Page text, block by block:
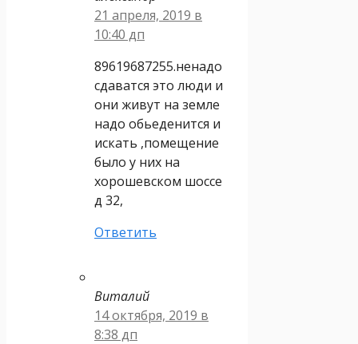
21 апреля, 2019 в
10:40 дп
89619687255.ненадо
сдаватся это люди и
они живут на земле
надо обьеденится и
искать ,помещение
было у них на
хорошевском шоссе
д 32,
Ответить
Виталий
14 октября, 2019 в
8:38 дп